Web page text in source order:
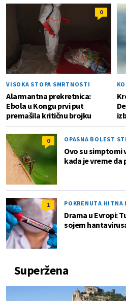
0
VISOKA STOPA SMRTNOSTI
Alarmantna prekretnica:
Ebola u Kongu prvi put
premašila kritičnu brojku
0 OPASNA BOLEST
Ovo su simptomi
kada je vreme
1 POKRENUTA HITNA
Drama u Evropi:
sojem
Superžena